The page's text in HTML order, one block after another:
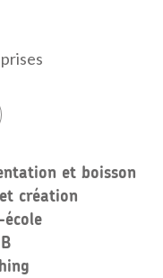
et boisson
création